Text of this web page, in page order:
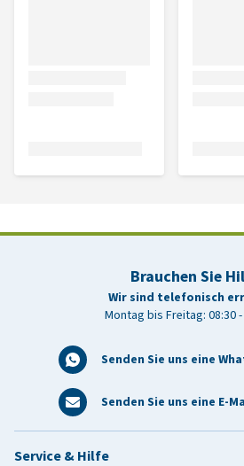
Brauchen Sie
Wir sind telefonisch
Montag bis Freitag: 08:30 -
Senden Sie uns eine
Senden Sie uns eine E-
Service & Hilfe